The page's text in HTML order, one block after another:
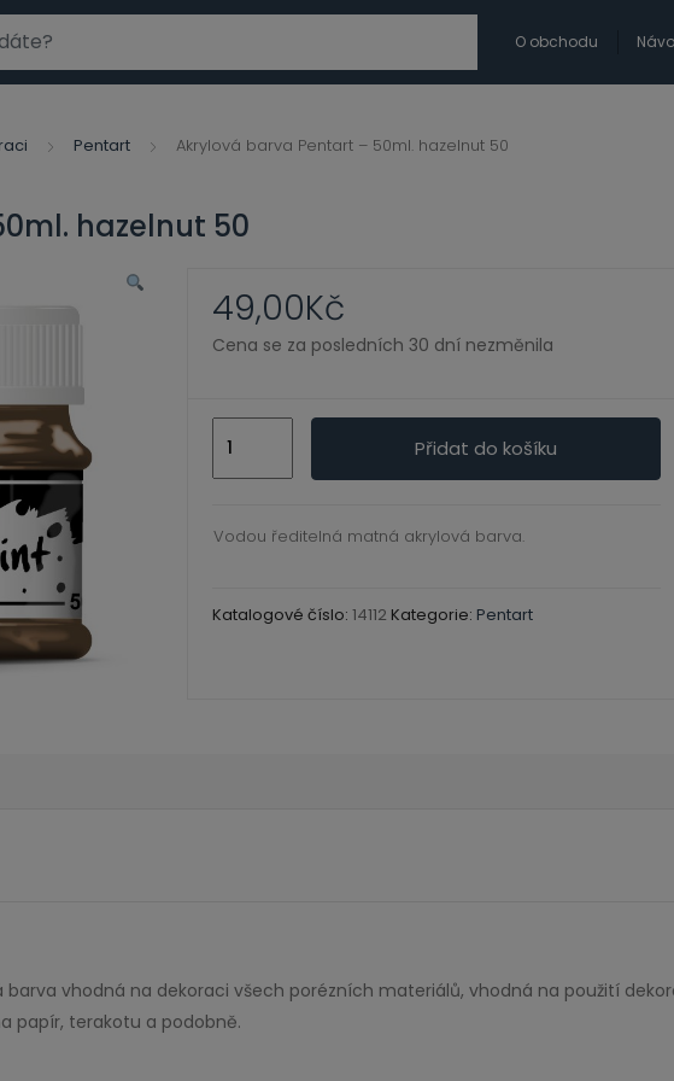
O obchodu
Pentart Akrylová barva Pentart – 50ml. hazelnut 50
hazelnut 50
49,00Kč
Cena se za posledních 30 dní nezměnila
-
50
Přidat do košíku
Vodou ředitelná matná akrylová barva.
Katalogové číslo: 14112 Kategorie: Pentart
vhodná na dekoraci všech porézních materiálů, vhodná na použití
papír, terakotu a podobně.
modal-check